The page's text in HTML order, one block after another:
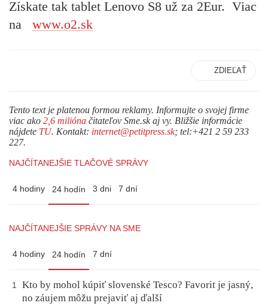
Získate tak tablet Lenovo S8 už za 2Eur. Viac
na
www.o2.sk
ZDIEĽAŤ
Tento text je platenou formou reklamy. Informujte o svojej firme
viac ako 2,6 milióna čitateľov Sme.sk aj vy. Bližšie informácie
nájdete TU. Kontakt: internet@petitpress.sk; tel:+421 2 59 233
227.
NAJČÍTANEJŠIE TLAČOVÉ SPRÁVY
4 hodiny 24 hodín 3 dni 7 dní
NAJČÍTANEJŠIE SPRÁVY NA SME
4 hodiny 24 hodín 7 dní
1
Kto by mohol kúpiť slovenské Tesco? Favorit je jasný,
no záujem môžu prejaviť aj ďalší